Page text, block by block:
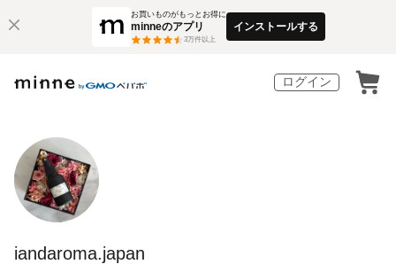
お買いものがもっとお得に
minneのアプリ
3万件以上
インストールする
ログイン
iandaroma.japan